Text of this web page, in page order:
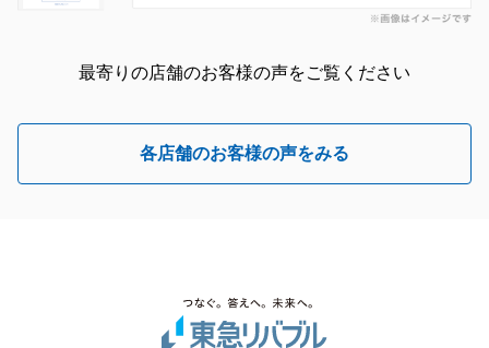
最寄りの店舗のお客様の声をご覧ください
各店舗のお客様の声をみる